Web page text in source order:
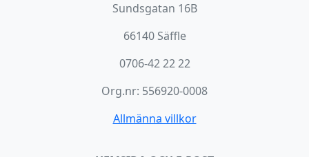
Sundsgatan 16B
66140 Säffle
0706-42 22 22
Org.nr: 556920-0008
Allmänna villkor